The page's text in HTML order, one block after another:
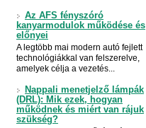
Az AFS fényszóró
kanyarmodulok működése és
előnyei
A legtöbb mai modern autó fejlett
technológiákkal van felszerelve,
amelyek célja a vezetés...
Nappali menetjelző lámpák
(DRL): Mik ezek, hogyan
működnek és miért van rájuk
szükség?